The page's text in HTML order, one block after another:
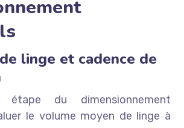
linge et cadence de
étape du dimensionnement
le volume moyen de linge à